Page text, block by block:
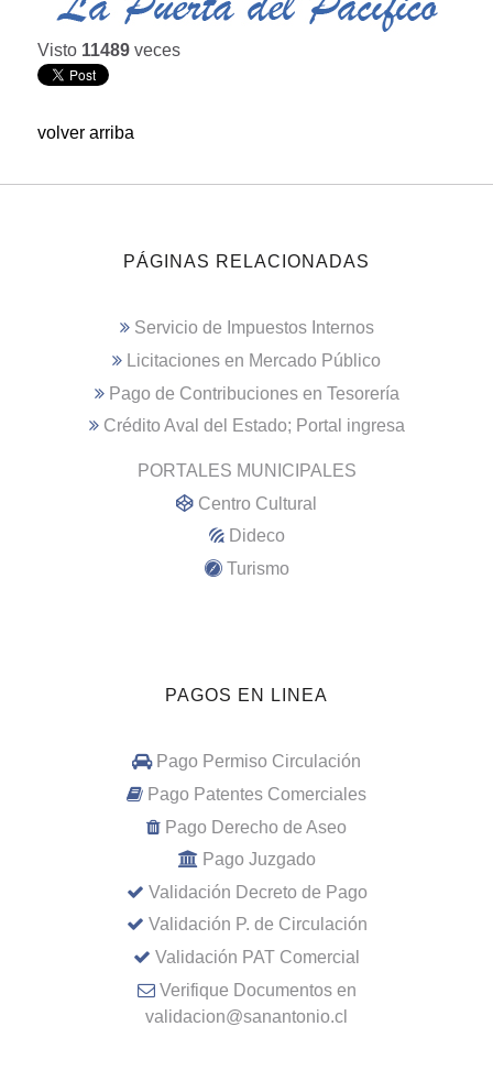
Visto 11489 veces
volver arriba
PÁGINAS RELACIONADAS
Servicio de Impuestos Internos
Licitaciones en Mercado Público
Pago de Contribuciones en Tesorería
Crédito Aval del Estado; Portal ingresa
PORTALES MUNICIPALES
Centro Cultural
Dideco
Turismo
PAGOS EN LINEA
Pago Permiso Circulación
Pago Patentes Comerciales
Pago Derecho de Aseo
Pago Juzgado
Validación Decreto de Pago
Validación P. de Circulación
Validación PAT Comercial
Verifique Documentos en
validacion@sanantonio.cl